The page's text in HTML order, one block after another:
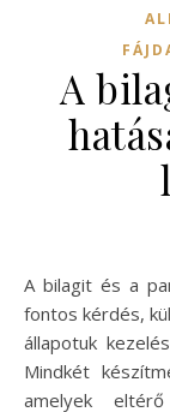
A
A bilagit és a panzytrat közötti választás sokak számára
fontos kérdés,
állapotuk
Mindkét
amelyek